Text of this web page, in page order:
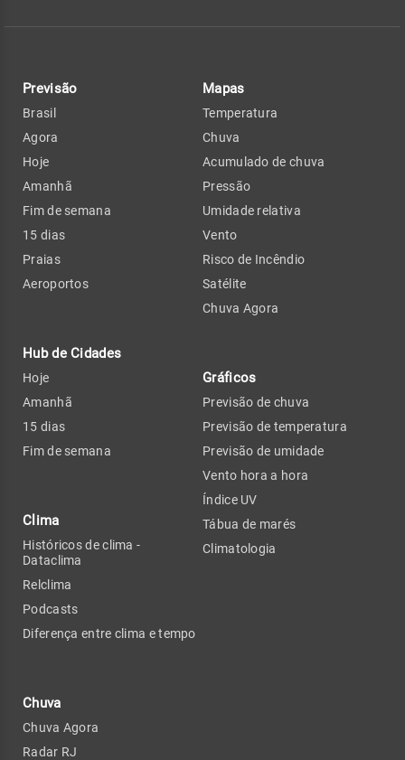
Previsão
Brasil
Agora
Hoje
Amanhã
Fim de semana
15 dias
Praias
Aeroportos
Hub de Cidades
Hoje
Amanhã
15 dias
Fim de semana
Clima
Históricos de clima -
Dataclima
Relclima
Podcasts
Diferença entre clima e tempo
Chuva
Chuva Agora
Radar RJ
Mapas
Temperatura
Chuva
Acumulado de chuva
Pressão
Umidade relativa
Vento
Risco de Incêndio
Satélite
Chuva Agora
Gráficos
Previsão de chuva
Previsão de temperatura
Previsão de umidade
Vento hora a hora
Índice UV
Tábua de marés
Climatologia